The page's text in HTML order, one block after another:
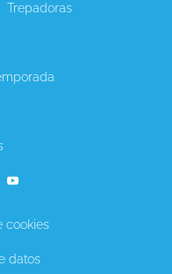
Trepadoras
cookies
datos